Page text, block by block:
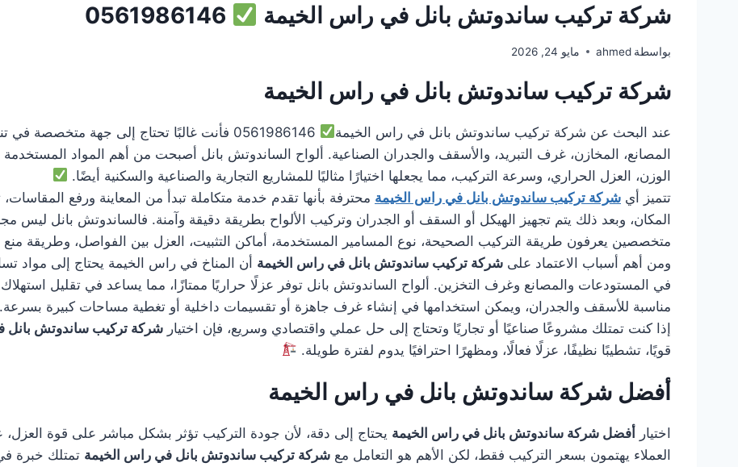
شركة تركيب ساندوتش بانل في راس الخيمة
بواسطة ahmed مايو 24, 2026
شركة تركيب ساندوتش بانل في راس الخيمة
عند البحث عن شركة تركيب ساندوتش بانل في راس الخيمة
0561986146 فأنت غالبًا تحتاج إلى جهة
المصانع، المخازن، غرف التبريد، والأسقف والجدران الصناعية. ألواح الساندوتش بانل أصبحت من أهم المواد المستخدمة
الوزن، العزل الحراري، وسرعة التركيب، مما يجعلها اختيارًا مثاليًا للمشاريع التجارية والصناعية والسكنية أيضًا.
تتميز أي شركة تركيب ساندوتش بانل في راس الخيمة محترفة بأنها تقدم خدمة متكاملة تبدأ من المعاينة ورفع
المكان، وبعد ذلك يتم تجهيز الهيكل أو السقف أو الجدران وتركيب الألواح بطريقة دقيقة وآمنة. فالساندوتش بانل ليس
متخصصين يعرفون طريقة التركيب الصحيحة، نوع المسامير المستخدمة، أماكن التثبيت، العزل بين الفواصل، وطريقة منع
ومن أهم أسباب الاعتماد على شركة تركيب ساندوتش بانل في راس الخيمة أن المناخ في راس الخيمة يحتاج إلى مواد
في المستودعات والمصانع وغرف التخزين. ألواح الساندوتش بانل توفر عزلًا حراريًا ممتازًا، مما يساعد في تقليل
مناسبة للأسقف والجدران، ويمكن استخدامها في إنشاء غرف جاهزة أو تقسيمات داخلية أو تغطية مساحات كبيرة بسرعة.
إذا كنت تمتلك مشروعًا صناعيًا أو تجاريًا وتحتاج إلى حل عملي واقتصادي وسريع، فإن اختيار شركة تركيب ساندوتش بانل
قويًا، تشطيبًا نظيفًا، عزلًا فعالًا، ومظهرًا احترافيًا يدوم لفترة طويلة.
أفضل شركة ساندوتش بانل في راس الخيمة
اختيار أفضل شركة ساندوتش بانل في راس الخيمة يحتاج إلى دقة، لأن جودة التركيب تؤثر بشكل مباشر على قوة العزل،
العملاء يهتمون بسعر التركيب فقط، لكن الأهم هو التعامل مع شركة تركيب ساندوتش بانل في راس الخيمة تمتلك خبرة